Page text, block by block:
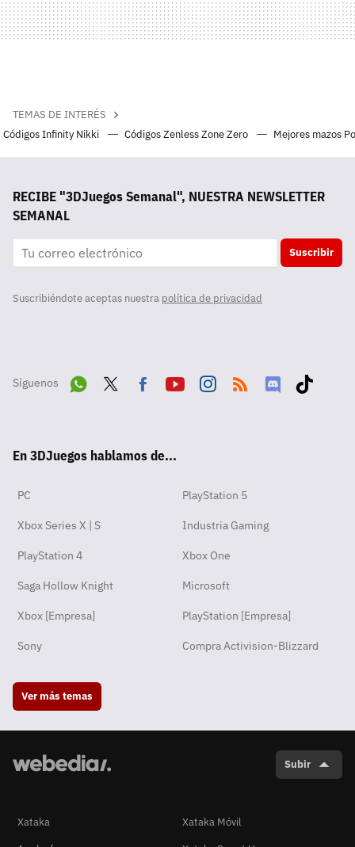
TEMAS DE INTERÉS
Códigos Infinity Nikki
Códigos Zenless Zone Zero Mejores mazos
RECIBE "3DJuegos Semanal", NUESTRA NEWSLETTER
SEMANAL
Suscribir
Suscribiéndote aceptas nuestra política de privacidad
Síguenos
pp
ok
En 3DJuegos hablamos de...
PC PlayStation 5
Xbox Series X | S Industria Gaming
PlayStation 4 Xbox One
Saga Hollow Knight Microsoft
Xbox [Empresa] PlayStation [Empresa]
Sony Compra Activision-Blizzard
Ver más temas
Subir
Xataka
Xataka Móvil